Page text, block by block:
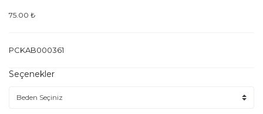
75.00 ₺
PCKAB000361
Seçenekler